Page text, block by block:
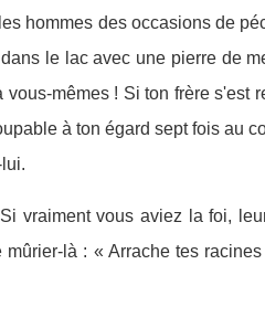
hommes des occasions de
le lac avec une pierre de
mêmes ! Si ton frère s'est
à ton égard sept fois au
Si vraiment vous aviez la foi,
là : « Arrache tes